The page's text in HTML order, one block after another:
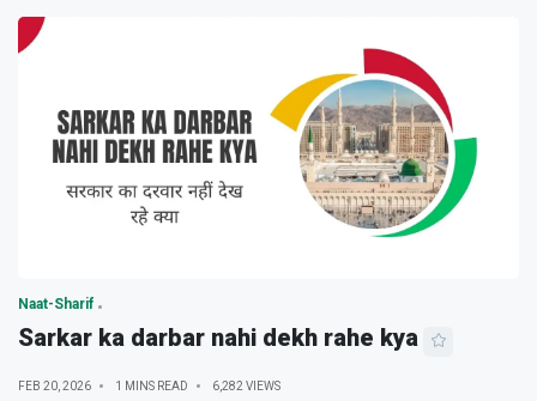
Naat-Sharif
Sarkar ka darbar nahi dekh rahe kya
FEB 20, 2026 1 MINS READ 6,282 VIEWS